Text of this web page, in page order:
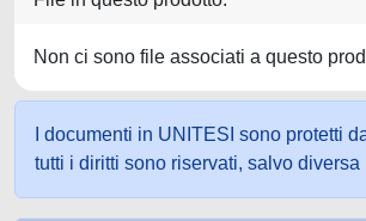
Non ci sono file associati a questo
I documenti in UNITESI sono protetti
tutti i diritti sono riservati, salvo